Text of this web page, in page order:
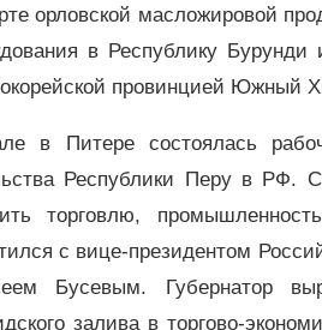
орловской масложировой
в Республику
провинцией Южный
в Питере состоялась
Республики Перу в РФ.
торговлю,
с вице-президентом
Бусевым. Губернатор
залива в торгово-